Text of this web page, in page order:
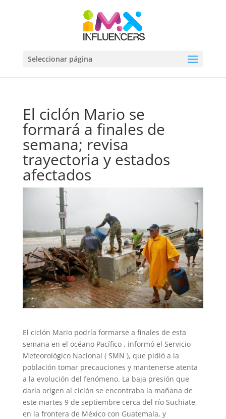
Seleccionar página
El ciclón Mario se
formará a finales de
semana; revisa
trayectoria y estados
afectados
El ciclón Mario podría formarse a finales de esta
semana en el océano Pacífico , informó el Servicio
Meteorológico Nacional ( SMN ), que pidió a la
población tomar precauciones y mantenerse atenta
a la evolución del fenómeno. La baja presión que
daría origen al ciclón se encontraba la mañana de
este martes 9 de septiembre cerca del río Suchiate,
en la frontera de México con Guatemala, y